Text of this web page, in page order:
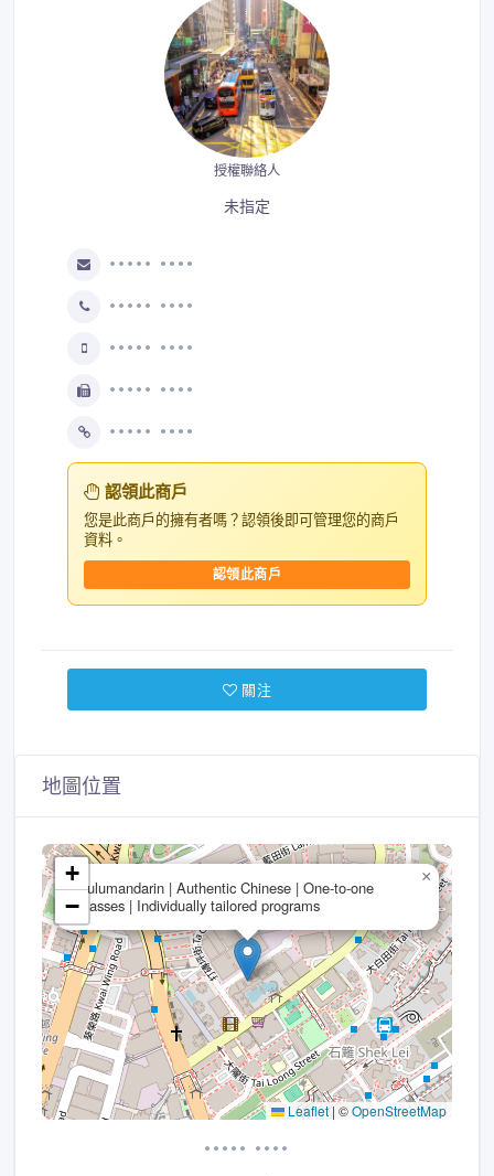
授權聯絡人
未指定
••••• ••••
••••• ••••
••••• ••••
••••• ••••
••••• ••••
認領此商戶
您是此商戶的擁有者嗎？認領後即可管理您的商戶
資料。
認領此商戶
關注
地圖位置
Lulumandarin | Authentic Chinese | One-to-one
classes | Individually tailored programs
×
+
−
Leaflet | ©OpenStreetMap
••••• ••••